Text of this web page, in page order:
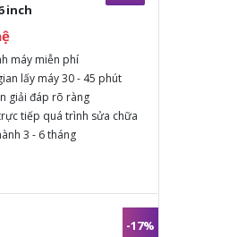
inch
máy miễn phí
lấy máy 30 - 45 phút
giải đáp rõ ràng
tiếp quá trình sửa chữa
3 - 6 tháng
-17%